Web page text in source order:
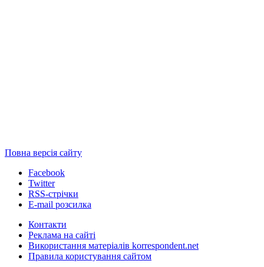
Повна версія сайту
Facebook
Twitter
RSS-стрічки
E-mail розсилка
Контакти
Реклама на сайті
Використання матеріалів korrespondent.net
Правила користування сайтом